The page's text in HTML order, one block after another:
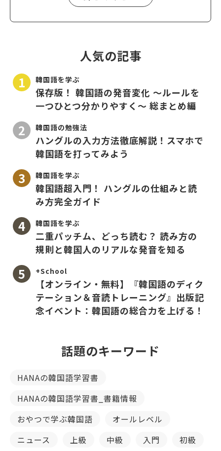
人気の記事
韓国語を学ぶ
保存版！ 韓国語の発音変化 〜ルールを
一つひとつ分かりやすく〜 総まとめ編
韓国語の勉強法
ハングルの入力方法徹底解説！スマホで
韓国語を打ってみよう
韓国語を学ぶ
韓国語超入門！ ハングルの仕組みと読
み方完全ガイド
韓国語を学ぶ
二重パッチム、どっち読む？ 読み方の
規則と韓国人のリアルな発音を知る
+School
【オンライン・無料】『韓国語のディク
テーション＆音読トレーニング』出版記
念イベント：韓国語の総合力を上げる！
話題のキーワード
HANAの韓国語学習書
HANAの韓国語学習書_書籍情報
おやつで学ぶ韓国語
オールレベル
ニュース
上級 中級 入門 初級